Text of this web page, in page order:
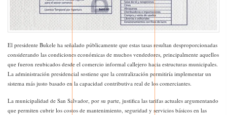
El presidente Bukele ha señalado públicamente que estas tasas resultan desproporcionadas
considerando las condiciones económicas de muchos vendedores, principalmente aquellos
que fueron reubicados desde el comercio informal callejero hacia estructuras municipales.
La administración presidencial sostiene que la centralización permitiría implementar un
sistema más justo basado en la capacidad contributiva real de los comerciantes.
La municipalidad de San Salvador, por su parte, justifica las tarifas actuales argumentando
que permiten cubrir los costos de mantenimiento, seguridad y servicios básicos en las